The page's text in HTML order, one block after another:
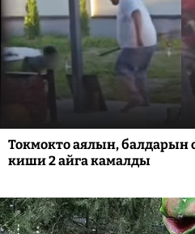
Токмокто аялын, балдарын
киши 2 айга камалды